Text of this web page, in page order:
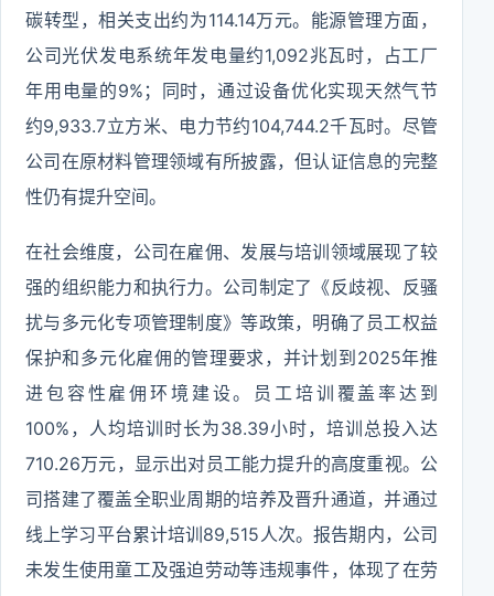
碳转型，相关支出约为114.14万元。能源管理方面，
公司光伏发电系统年发电量约1,092兆瓦时，占工厂
年用电量的9%；同时，通过设备优化实现天然气节
约9,933.7立方米、电力节约104,744.2千瓦时。尽管
公司在原材料管理领域有所披露，但认证信息的完整
性仍有提升空间。
在社会维度，公司在雇佣、发展与培训领域展现了较
强的组织能力和执行力。公司制定了《反歧视、反骚
扰与多元化专项管理制度》等政策，明确了员工权益
保护和多元化雇佣的管理要求，并计划到2025年推
进包容性雇佣环境建设。员工培训覆盖率达到
100%，人均培训时长为38.39小时，培训总投入达
710.26万元，显示出对员工能力提升的高度重视。公
司搭建了覆盖全职业周期的培养及晋升通道，并通过
线上学习平台累计培训89,515人次。报告期内，公司
未发生使用童工及强迫劳动等违规事件，体现了在劳